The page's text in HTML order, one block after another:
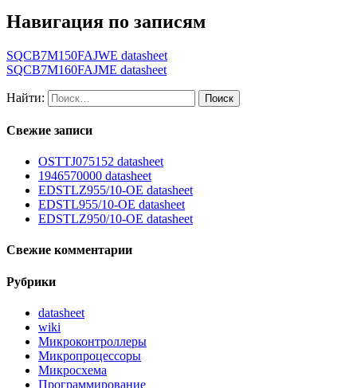
Навигация по записям
SQCB7M150FAJWE datasheet
SQCB7M160FAJME datasheet
Найти:
Свежие записи
OSTTJ075152 datasheet
1946570000 datasheet
EDSTLZ955/10-OE datasheet
EDSTL955/10-OE datasheet
EDSTLZ950/10-OE datasheet
Свежие комментарии
Рубрики
datasheet
wiki
Микроконтроллеры
Микропроцессоры
Микросхема
Программирование